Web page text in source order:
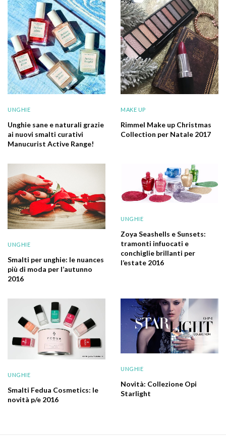
UNGHIE
Unghie sane e naturali grazie
ai nuovi smalti curativi
Manucurist Active Range!
MAKE UP
Rimmel Make up Christmas
Collection per Natale 2017
UNGHIE
Smalti per unghie: le nuances
più di moda per l’autunno
2016
UNGHIE
Zoya Seashells e Sunsets:
tramonti infuocati e
conchiglie brillanti per
l’estate 2016
UNGHIE
Smalti Fedua Cosmetics: le
novità p/e 2016
UNGHIE
Novità: Collezione Opi
Starlight